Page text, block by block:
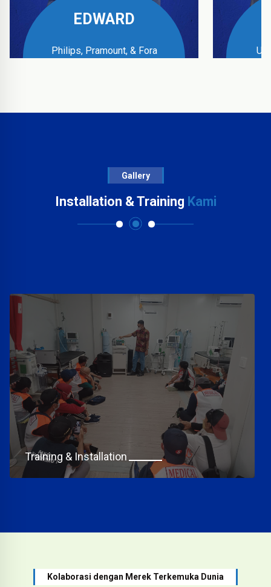
EDWARD
Philips, Pramount, & Fora
Gallery
Installation & Training Kami
Training & Installation
Kolaborasi dengan Merek Terkemuka Dunia